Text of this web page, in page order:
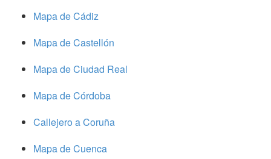
Mapa de Cádiz
Mapa de Castellón
Mapa de Ciudad Real
Mapa de Córdoba
Callejero a Coruña
Mapa de Cuenca